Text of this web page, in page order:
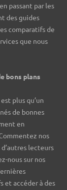
passant par les
des guides
comparatifs de
que nous
bons plans
plus qu’un
de bonnes
en
nos
lecteurs
nous sur nos
et accéder à des